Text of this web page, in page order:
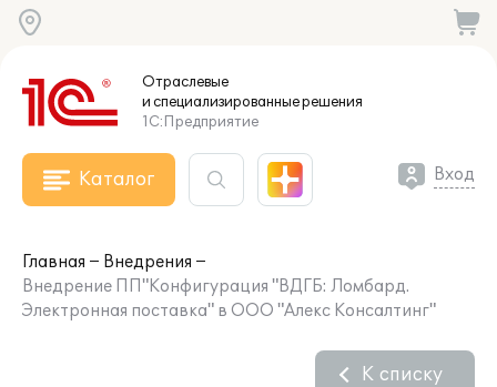
Отраслевые
и специализированныерешения
1С:Предприятие
Каталог Вход
Главная
Внедрения
Внедрение ПП"Конфигурация "ВДГБ: Ломбард.
Электронная поставка" в ООО "Алекс Консалтинг"
К списку